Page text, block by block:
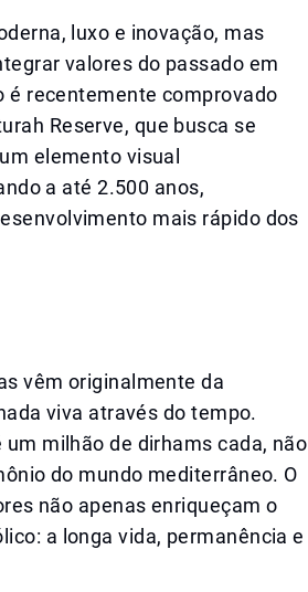
luxo e inovação, mas
valores do passado em
é recentemente comprovado
Reserve, que busca se
elemento visual
a até 2.500 anos,
mais rápido dos
vêm originalmente da
viva através do tempo.
milhão de dirhams cada, não
do mundo mediterrâneo. O
não apenas enriqueçam o
a longa vida, permanência e